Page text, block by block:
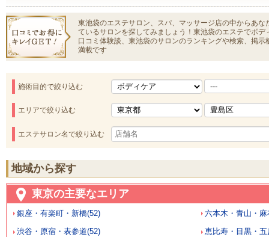
東池袋のエステサロン、スパ、マッサージ店の中からあ
ているサロンを探してみましょう！東池袋のエステでボ
口コミ体験談、東池袋のサロンのランキングや検索、掲
満載です
施術目的で絞り込む
エリアで絞り込む
エステサロン名で絞り込む
地域から探す
東京の主要なエリア
銀座・有楽町・新橋(52) 六本木・青山・
渋谷・原宿・表参道(52) 恵比寿・目黒・五